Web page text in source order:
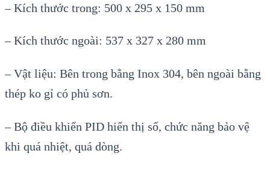
– Kích thước trong: 500 x 295 x 150 mm
– Kích thước ngoài: 537 x 327 x 280 mm
– Vật liệu: Bên trong bằng Inox 304, bên ngoài bằng
thép ko gỉ có phủ sơn.
– Bộ điều khiển PID hiển thị số, chức năng bảo vệ
khi quá nhiệt, quá dòng.